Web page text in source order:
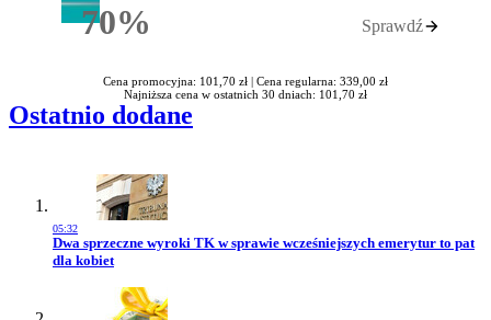
70%Rabatu Sprawdź
Cena promocyjna: 101,70 zł | Cena regularna: 339,00 zł
Najniższa cena w ostatnich 30 dniach: 101,70 zł
Ostatnio dodane
05:32
Przejdź do artykułu:
Dwa sprzeczne wyroki TK w sprawie wcześniejszych emerytur to pat
dla kobiet